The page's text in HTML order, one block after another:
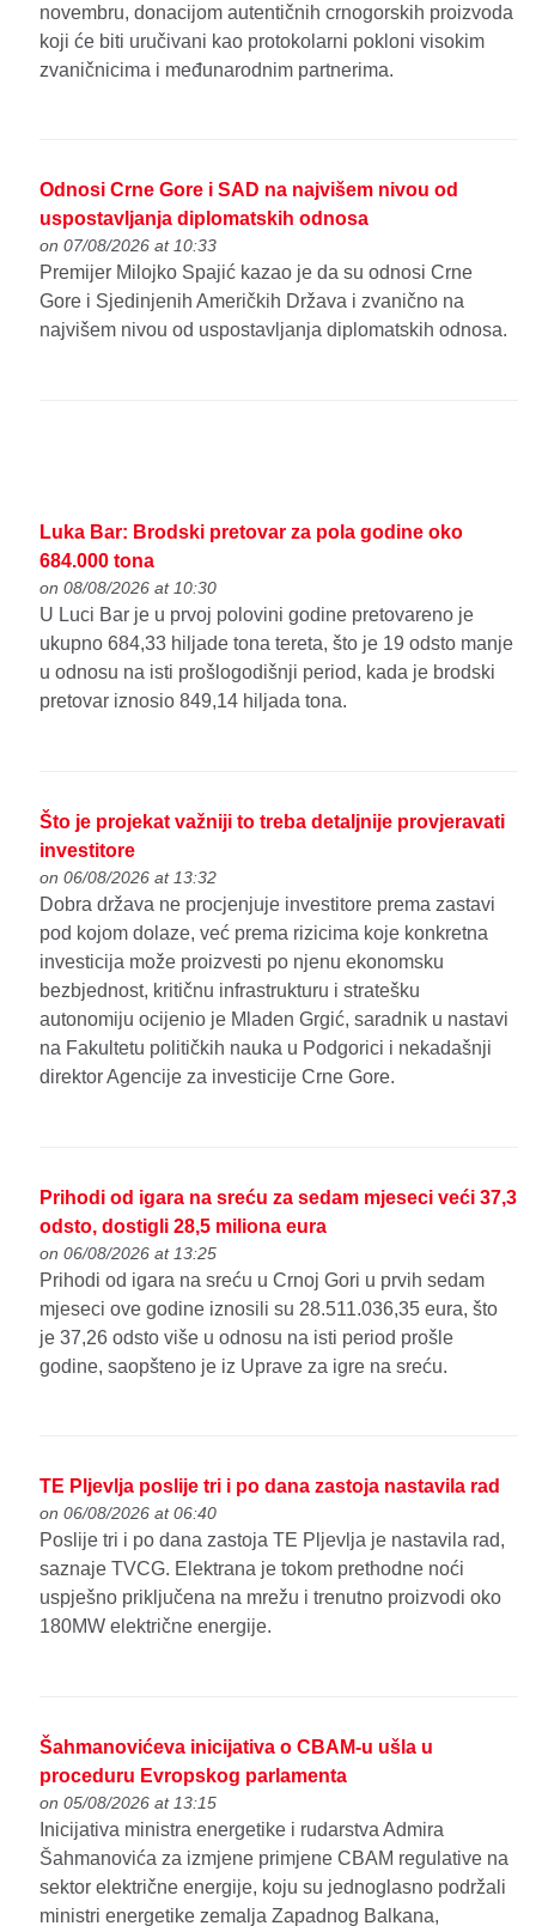
novembru, donacijom autentičnih crnogorskih proizvoda
koji će biti uručivani kao protokolarni pokloni visokim
zvaničnicima i međunarodnim partnerima.
Odnosi Crne Gore i SAD na najvišem nivou od
uspostavljanja diplomatskih odnosa
on 07/08/2026 at 10:33
Premijer Milojko Spajić kazao je da su odnosi Crne
Gore i Sjedinjenih Američkih Država i zvanično na
najvišem nivou od uspostavljanja diplomatskih odnosa.
Luka Bar: Brodski pretovar za pola godine oko
684.000 tona
on 08/08/2026 at 10:30
U Luci Bar je u prvoj polovini godine pretovareno je
ukupno 684,33 hiljade tona tereta, što je 19 odsto manje
u odnosu na isti prošlogodišnji period, kada je brodski
pretovar iznosio 849,14 hiljada tona.
Što je projekat važniji to treba detaljnije provjeravati
investitore
on 06/08/2026 at 13:32
Dobra država ne procjenjuje investitore prema zastavi
pod kojom dolaze, već prema rizicima koje konkretna
investicija može proizvesti po njenu ekonomsku
bezbjednost, kritičnu infrastrukturu i stratešku
autonomiju ocijenio je Mladen Grgić, saradnik u nastavi
na Fakultetu političkih nauka u Podgorici i nekadašnji
direktor Agencije za investicije Crne Gore.
Prihodi od igara na sreću za sedam mjeseci veći 37,3
odsto, dostigli 28,5 miliona eura
on 06/08/2026 at 13:25
Prihodi od igara na sreću u Crnoj Gori u prvih sedam
mjeseci ove godine iznosili su 28.511.036,35 eura, što
je 37,26 odsto više u odnosu na isti period prošle
godine, saopšteno je iz Uprave za igre na sreću.
TE Pljevlja poslije tri i po dana zastoja nastavila rad
on 06/08/2026 at 06:40
Poslije tri i po dana zastoja TE Pljevlja je nastavila rad,
saznaje TVCG. Elektrana je tokom prethodne noći
uspješno priključena na mrežu i trenutno proizvodi oko
180MW električne energije.
Šahmanovićeva inicijativa o CBAM-u ušla u
proceduru Evropskog parlamenta
on 05/08/2026 at 13:15
Inicijativa ministra energetike i rudarstva Admira
Šahmanovića za izmjene primjene CBAM regulative na
sektor električne energije, koju su jednoglasno podržali
ministri energetike zemalja Zapadnog Balkana,